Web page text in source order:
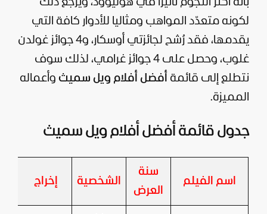
بأنه أكثر النجوم تأثيرًا في هوليوود، ويرجع ذلك
لكونه متعدّد المواهب ومثاليا للأدوار كافة التي
يقدمها، فقد رُشح لجائزتي أوسكار، و4 جوائز غولدن
غلوب، وحصل على 4 جوائز غرامي، لذلك سوف
نتطلع إلى قائمة
أفضل أفلام ويل سميث وأعماله
المميزة.
جدول قائمة أفضل أفلام ويل سميث
اسم الفيلم
سنة
العرض
الشخصية إخراج